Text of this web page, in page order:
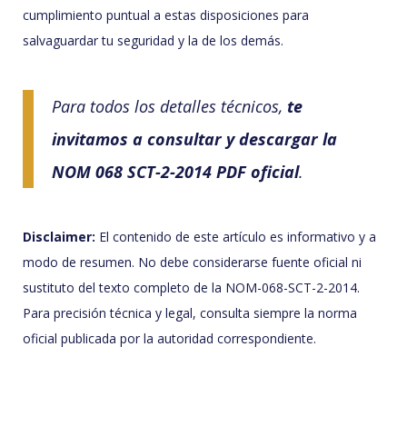
cumplimiento puntual a estas disposiciones para
salvaguardar tu seguridad y la de los demás.
Para todos los detalles técnicos, te
invitamos a consultar y descargar la
NOM 068 SCT-2-2014 PDF oficial.
Disclaimer: El contenido de este artículo es informativo y a
modo de resumen. No debe considerarse fuente oficial ni
sustituto del texto completo de la NOM-068-SCT-2-2014.
Para precisión técnica y legal, consulta siempre la norma
oficial publicada por la autoridad correspondiente.